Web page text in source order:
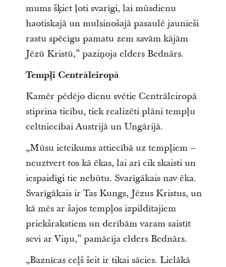
mums šķiet ļoti svarīgi, lai mūsdienu
haotiskajā un mulsinošajā pasaulē jaunieši
rastu spēcīgu pamatu zem savām kājām
Jēzū Kristū,” paziņoja elders Bednārs.
Tempļi Centrāleiropā
Kamēr pēdējo dienu svētie Centrāleiropā
stiprina ticību, tiek realizēti plāni tempļu
celtniecībai Austrijā un Ungārijā.
„Mūsu ieteikums attiecībā uz tempļiem –
neuztvert tos kā ēkas, lai arī cik skaisti un
iespaidīgi tie nebūtu. Svarīgākais nav ēka.
Svarīgākais ir Tas Kungs, Jēzus Kristus, un
kā mēs ar šajos tempļos izpildītajiem
priekšrakstiem un derībām varam saistīt
sevi ar Viņu,” pamācīja elders Bednārs.
„Baznīcas ceļš šeit ir tikai sācies. Lielākā